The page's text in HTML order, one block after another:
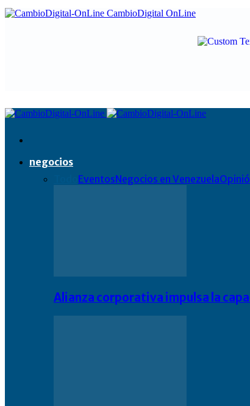
CambioDigital OnLine
negocios
EventosNegocios en Venezuela
Alianza corporativa impulsa la